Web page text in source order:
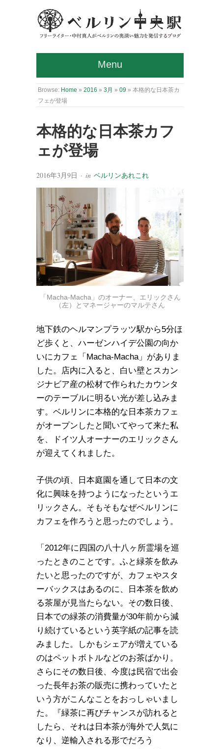
Menu
Browse: Home » 2016 » 3月 » 09 » 本格的な日本茶カ
フェが登場
本格的な日本茶カフ
ェが登場
2016年3月9日 · in ベルリンあれこれ
「Macha-Macha」のオーナー、エリックさん
（左）とマネージャーのマルテさん
地下鉄のヘルマンプラッツ駅から5分ほ
ど歩くと、ハーゼンハイデ公園の向か
いにカフェ「Macha-Macha」がありま
した。店内に入ると、白い壁とスカン
ジナビア産の松材で作られたカウンタ
ーのテーブルに明るい光が差し込みま
す。ベルリンに本格的な日本茶カフェ
がオープンしたと聞いてやって来た私
を、ドイツ人オーナーのエリックさん
が迎えてくれました。
子供の頃、日本庭園を通して日本の文
化に興味を持つようになったというエ
リックさん。そもそもなぜベルリンに
カフェを作ろうと思ったのでしょう。
「2012年に四国の八十八ヶ所霊場を巡
ったときのことです。ふと緑茶を飲み
たいと思ったのですが、カフェやスタ
ーバックスはあるのに、日本茶を飲め
る茶屋が見当たらない。その数日後、
日本での緑茶の消費量が30年前から減
り続けているという英字紙の記事を読
みました。しかもシェアが増えている
のはペットボトルなどのお茶ばかり。
さらにその数日後、今度は民宿で出会
った長年お茶の販売に携わっていたと
いう方がこんなことをおっしゃいまし
た。『緑茶に再びチャンスが訪れると
したら、それは日本茶が海外で人気に
なり、逆輸入される形でだろう